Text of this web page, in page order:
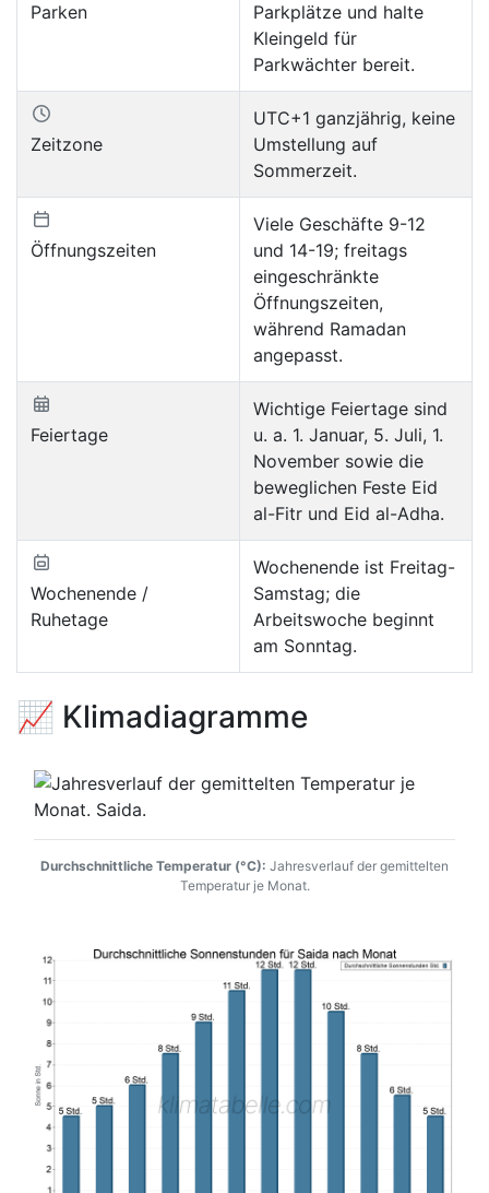
Parken
Parkplätze und halte
Kleingeld für
Parkwächter bereit.
Zeitzone
UTC+1 ganzjährig, keine
Umstellung auf
Sommerzeit.
Öffnungszeiten
Viele Geschäfte 9-12
und 14-19; freitags
eingeschränkte
Öffnungszeiten,
während Ramadan
angepasst.
Feiertage
Wichtige Feiertage sind
u. a. 1. Januar, 5. Juli, 1.
November sowie die
beweglichen Feste Eid
al-Fitr und Eid al-Adha.
Wochenende /
Ruhetage
Wochenende ist Freitag-
Samstag; die
Arbeitswoche beginnt
am Sonntag.
📈 Klimadiagramme
Durchschnittliche Temperatur (°C): Jahresverlauf der gemittelten
Temperatur je Monat.